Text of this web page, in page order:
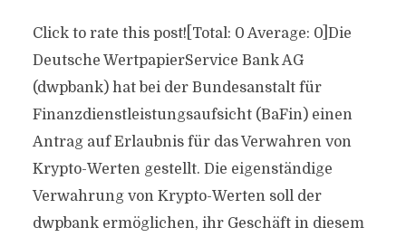
Click to rate this post![Total: 0 Average: 0]Die
Deutsche WertpapierService Bank AG
(dwpbank) hat bei der Bundesanstalt für
Finanzdienstleistungsaufsicht (BaFin) einen
Antrag auf Erlaubnis für das Verwahren von
Krypto-Werten gestellt. Die eigenständige
Verwahrung von Krypto-Werten soll der
dwpbank ermöglichen, ihr Geschäft in diesem